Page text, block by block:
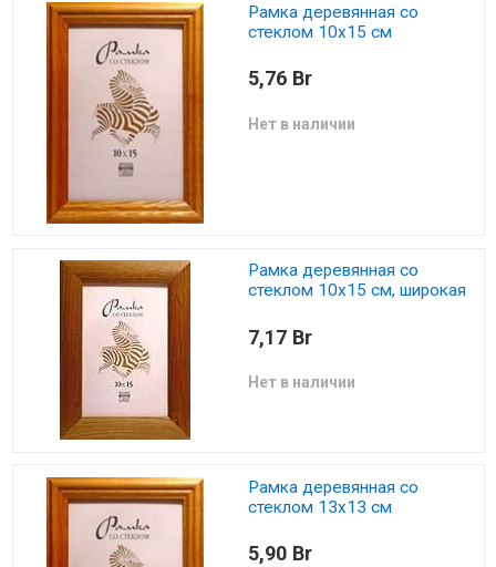
Рамка деревянная со
стеклом 10х15 см
5,76 Br
Нет в наличии
Рамка деревянная со
стеклом 10х15 см, широкая
7,17 Br
Нет в наличии
Рамка деревянная со
стеклом 13х13 см
5,90 Br